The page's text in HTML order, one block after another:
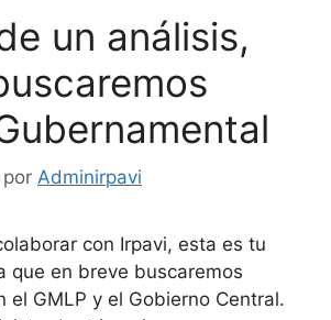
un análisis,
por Adminirpavi
con Irpavi, esta es tu
que en breve buscaremos
el GMLP y el Gobierno Central.